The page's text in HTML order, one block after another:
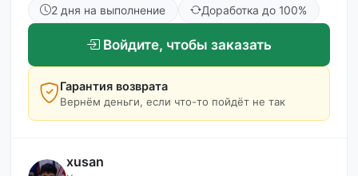
2 дня на выполнение Доработка до 100%
Войдите, чтобы заказать
Гарантия возврата
Вернём деньги, если что-то пойдёт не так
xusan